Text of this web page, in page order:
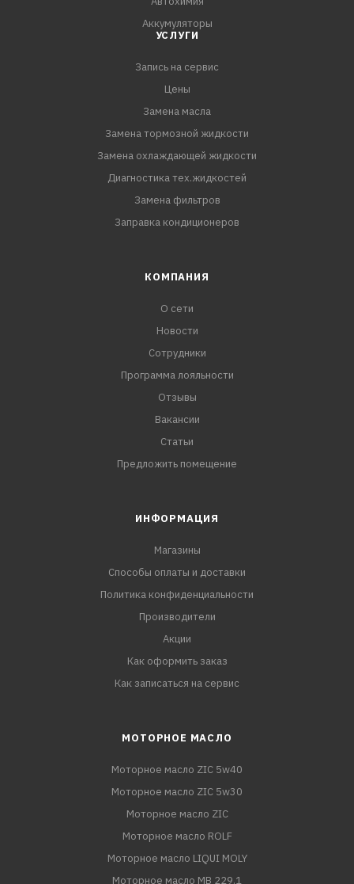
Аккумуляторы
УСЛУГИ
Запись на сервис
Цены
Замена масла
Замена тормозной жидкости
Замена охлаждающей жидкости
Диагностика тех.жидкостей
Замена фильтров
Заправка кондиционеров
КОМПАНИЯ
О сети
Новости
Сотрудники
Программа лояльности
Отзывы
Вакансии
Статьи
Предложить помещение
ИНФОРМАЦИЯ
Магазины
Способы оплаты и доставки
Политика конфиденциальности
Производители
Акции
Как оформить заказ
Как записаться на сервис
МОТОРНОЕ МАСЛО
Моторное масло ZIC 5w40
Моторное масло ZIC 5w30
Моторное масло ZIC
Моторное масло ROLF
Моторное масло LIQUI MOLY
Моторное масло MB 229.1